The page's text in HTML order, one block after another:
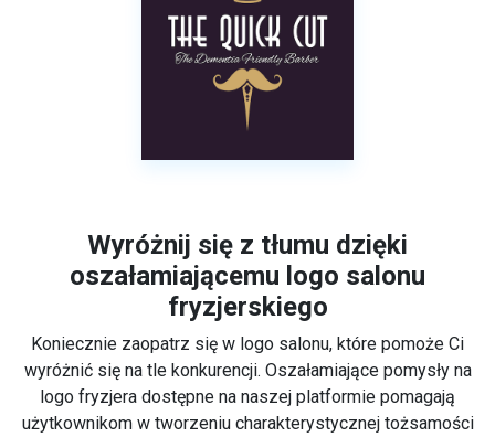
Wyróżnij się z tłumu dzięki
oszałamiającemu logo salonu
fryzjerskiego
Koniecznie zaopatrz się w logo salonu, które pomoże Ci
wyróżnić się na tle konkurencji. Oszałamiające pomysły na
logo fryzjera dostępne na naszej platformie pomagają
użytkownikom w tworzeniu charakterystycznej tożsamości